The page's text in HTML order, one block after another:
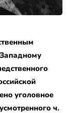
уголовное
ч.